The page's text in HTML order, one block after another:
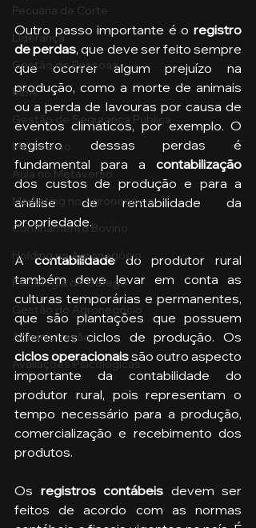
Pecuária de Corte
Liderança
Gestão de Pessoas
MBA
Gestão de Segurança Publica
Metaverso
Aula no Metaverso
Marketing no Agronegócio
Confinamento Bovino
Holding no Agronegócio
Psicologia de tráfego
Gestão do Agronegócio
Administração
Avaliações Psicológicas
Outro passo importante é o registro
de perdas, que deve ser feito sempre
que ocorrer algum prejuízo na
produção, como a morte de animais
ou a perda de lavouras por causa de
eventos climáticos, por exemplo. O
registro dessas perdas é
fundamental para a contabilização
dos custos de produção e para a
análise de rentabilidade da
propriedade.
A contabilidade do produtor rural
também deve levar em conta as
culturas temporárias e permanentes,
que são plantações que possuem
ciclos operacionais são outro aspecto
importante da contabilidade do
produtor rural, pois representam o
tempo necessário para a produção,
comercialização e recebimento dos
produtos.
Os registros contábeis devem ser
feitos de acordo com as normas